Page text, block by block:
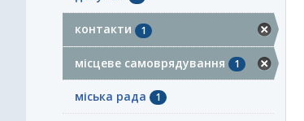
контакти 1
місцеве самоврядування 1
міська рада 1